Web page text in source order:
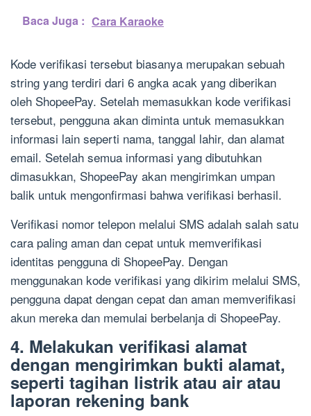
Baca Juga : Cara Karaoke
Kode verifikasi tersebut biasanya merupakan sebuah
string yang terdiri dari 6 angka acak yang diberikan
oleh ShopeePay. Setelah memasukkan kode verifikasi
tersebut, pengguna akan diminta untuk memasukkan
informasi lain seperti nama, tanggal lahir, dan alamat
email. Setelah semua informasi yang dibutuhkan
dimasukkan, ShopeePay akan mengirimkan umpan
balik untuk mengonfirmasi bahwa verifikasi berhasil.
Verifikasi nomor telepon melalui SMS adalah salah satu
cara paling aman dan cepat untuk memverifikasi
identitas pengguna di ShopeePay. Dengan
menggunakan kode verifikasi yang dikirim melalui SMS,
pengguna dapat dengan cepat dan aman memverifikasi
akun mereka dan memulai berbelanja di ShopeePay.
4. Melakukan verifikasi alamat
dengan mengirimkan bukti alamat,
seperti tagihan listrik atau air atau
laporan rekening bank